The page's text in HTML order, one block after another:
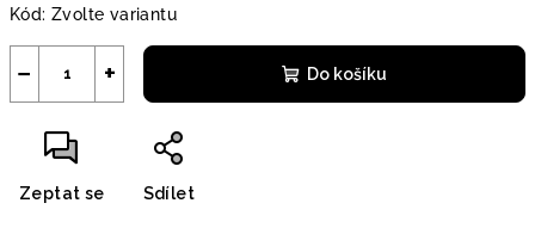
Kód: Zvolte variantu
+
− Do košíku
Zeptat se Sdílet